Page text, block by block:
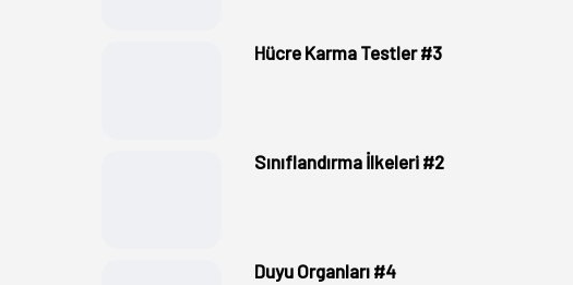
Hücre Karma Testler #3
Sınıflandırma İlkeleri #2
Duyu Organları #4